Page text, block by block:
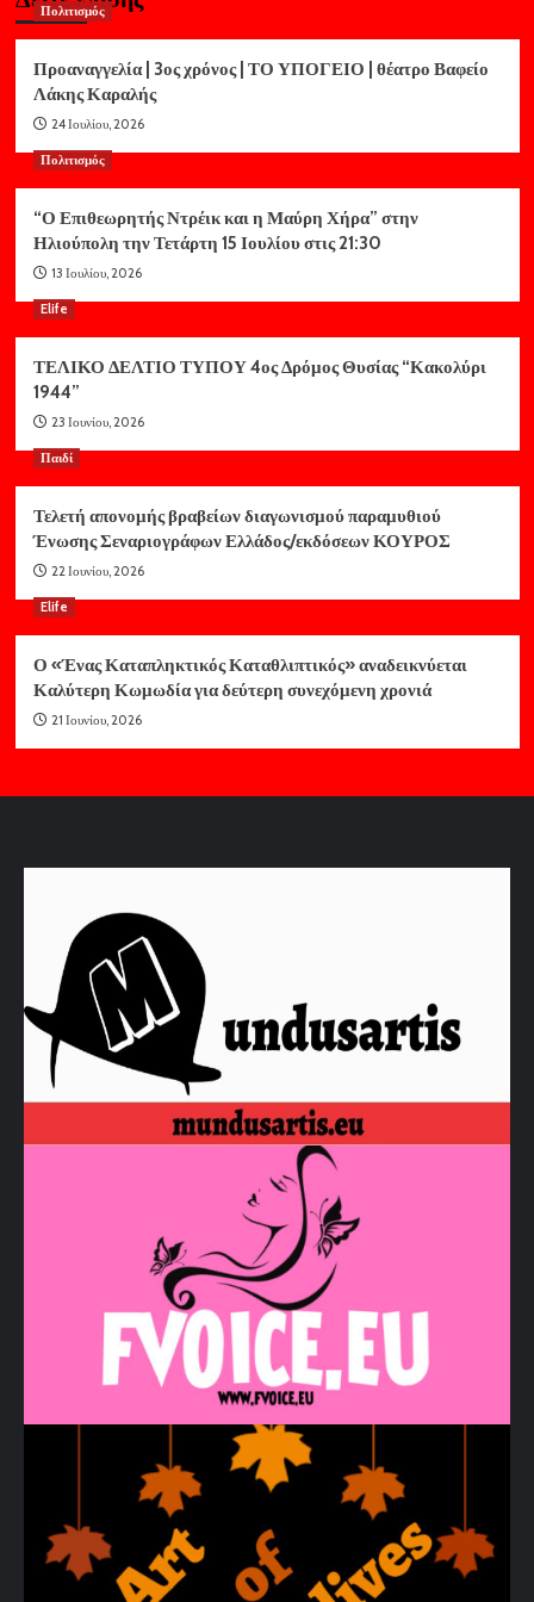
Πολιτισμός
Προαναγγελία | 3ος χρόνος | ΤΟ ΥΠΟΓΕΙΟ | θέατρο Βαφείο
Λάκης Καραλής
24 Ιουλίου, 2026
Πολιτισμός
“Ο Επιθεωρητής Ντρέικ και η Μαύρη Χήρα” στην
Ηλιούπολη την Τετάρτη 15 Ιουλίου στις 21:30
13 Ιουλίου, 2026
Elife
ΤΕΛΙΚΟ ΔΕΛΤΙΟ ΤΥΠΟΥ 4ος Δρόμος Θυσίας “Κακολύρι
1944”
23 Ιουνίου, 2026
Παιδί
Τελετή απονομής βραβείων διαγωνισμού παραμυθιού
Ένωσης Σεναριογράφων Ελλάδος/εκδόσεων ΚΟΥΡΟΣ
22 Ιουνίου, 2026
Elife
Ο «Ένας Καταπληκτικός Καταθλιπτικός» αναδεικνύεται
Καλύτερη Κωμωδία για δεύτερη συνεχόμενη χρονιά
21 Ιουνίου, 2026